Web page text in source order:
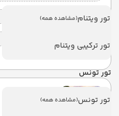
تور ویتنام(مشاهده همه)
تور ترکیبی ویتنام
تور تونس
تور تونس(مشاهده همه)
قیمت کودک با تخت (هر نفر)